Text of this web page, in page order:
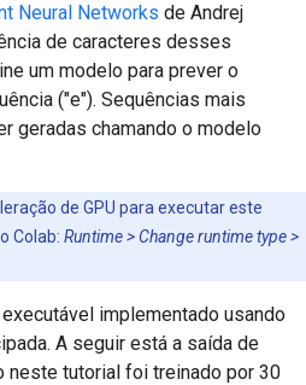
Neural Networks de Andrej
de caracteres desses
um modelo para prever o
("e"). Sequências mais
geradas chamando o modelo
de GPU para executar este
Colab: Runtime > Change runtime type >
implementado usando
A seguir está a saída de
neste tutorial foi treinado por 30